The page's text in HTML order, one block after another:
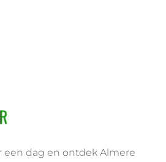
een dag en ontdek Almere